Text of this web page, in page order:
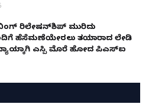
ರಿಲೇಷನ್‌ಶಿಪ್ ಮುರಿದು
ಹೆಸೆಮಣೆಯೇರಲು ತಯಾರಾದ ಲೇಡಿ
ಎಸ್ಪಿ ಮೊರೆ ಹೋದ ಪಿಎಸ್ಐ